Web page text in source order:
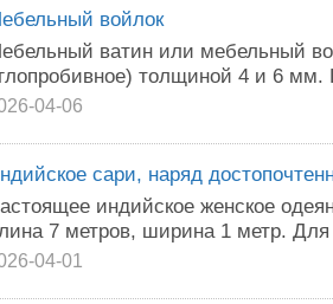
войлок
ватин или мебельный
толщиной 4 и 6
04-06
сари, наряд
индийское женское
7 метров, ширина 1 метр.
04-01